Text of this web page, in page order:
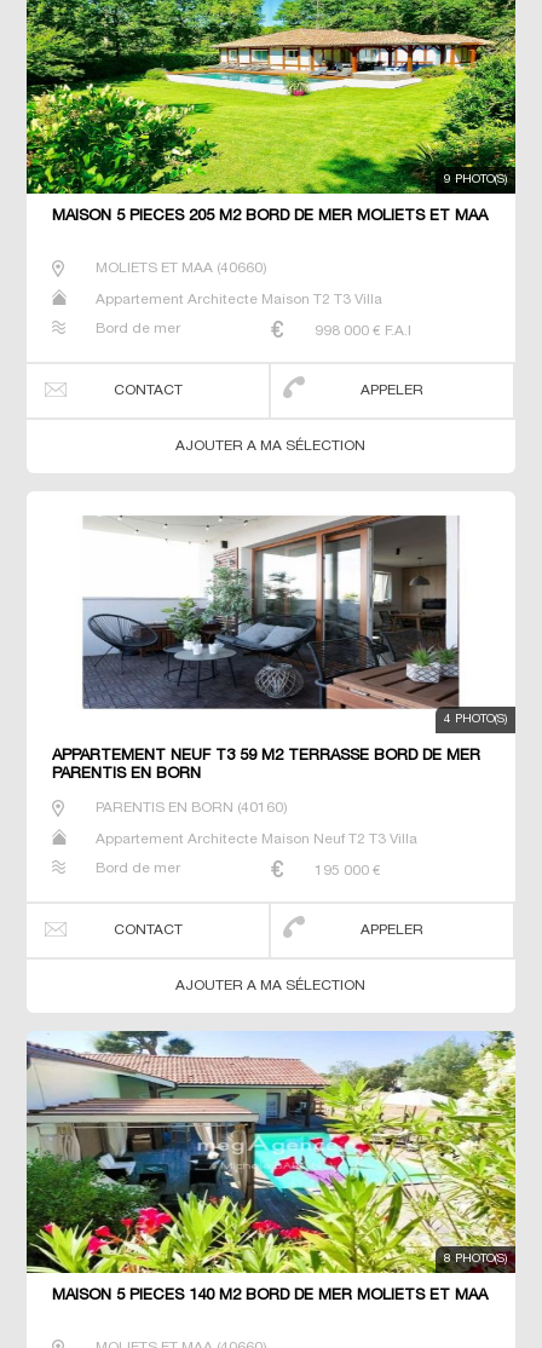
9 PHOTO(S)
MAISON 5 PIECES 205 M2 BORD DE MER MOLIETS ET MAA
MOLIETS ET MAA (40660)
Appartement Architecte Maison T2 T3 Villa
Bord de mer 998 000 € F.A.I
CONTACT APPELER
AJOUTER A MA SÉLECTION
4 PHOTO(S)
APPARTEMENT NEUF T3 59 M2 TERRASSE BORD DE MER
PARENTIS EN BORN
PARENTIS EN BORN (40160)
Appartement Architecte Maison Neuf T2 T3 Villa
Bord de mer 195 000 €
CONTACT APPELER
AJOUTER A MA SÉLECTION
8 PHOTO(S)
MAISON 5 PIECES 140 M2 BORD DE MER MOLIETS ET MAA